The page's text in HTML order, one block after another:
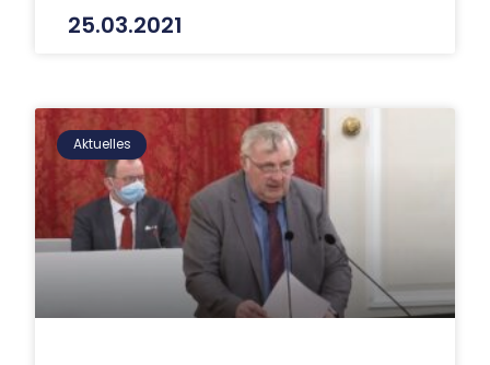
25.03.2021
Aktuelles